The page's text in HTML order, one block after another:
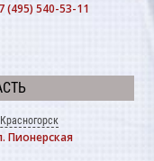
(495) 540-53-11
Пионерская